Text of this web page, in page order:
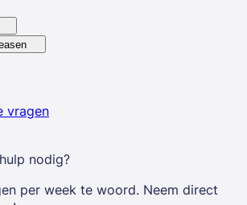
vragen
nodig?
per week te woord. Neem direct